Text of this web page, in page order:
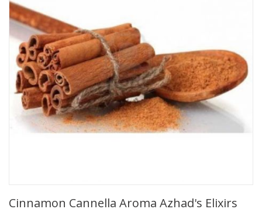
BATTERIE APPARECCHI ACUSTICI
BATTERIE
+
PRODOTTI MONOUSO E TNT
+
FORNITURE ESTETICA
SEXY SHOP
+
CASA E CUCINA
FAI DA TE
Cinnamon Cannella Aroma Azhad's Elixirs